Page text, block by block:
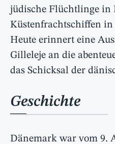
jüdische Flüchtlinge in
Küstenfrachtschiffen in
Heute erinnert eine
Gilleleje an die
das Schicksal der
Geschichte
Dänemark war vom 9.